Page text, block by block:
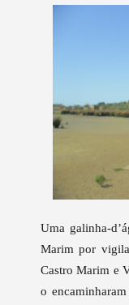
Uma galinha-
Marim por
Castro Marim e
o